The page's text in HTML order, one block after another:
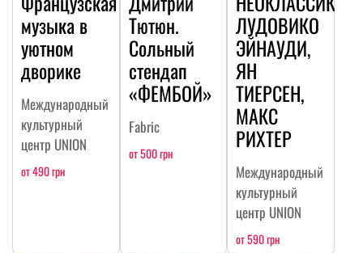
музыка в
уютном
дворике
Международный
культурный
центр UNION
от 490 грн
Тютюн.
Сольный
стендап
«ФЕМБОЙ»
Fabric
от 500 грн
ЛУДОВИКО
ЭЙНАУДИ,
ЯН
ТИЕРСЕН,
МАКС
РИХТЕР
Международный
культурный
центр UNION
от 590 грн